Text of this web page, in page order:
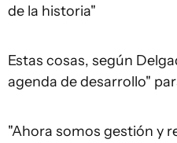
de la historia"
Estas cosas, según
agenda de desarrollo"
"Ahora somos gestión y